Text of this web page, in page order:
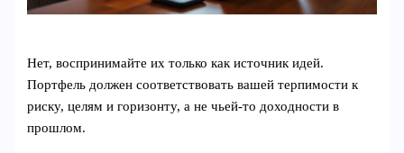
Нет, воспринимайте их только как источник идей.
Портфель должен соответствовать вашей терпимости к
риску, целям и горизонту, а не чьей-то доходности в
прошлом.